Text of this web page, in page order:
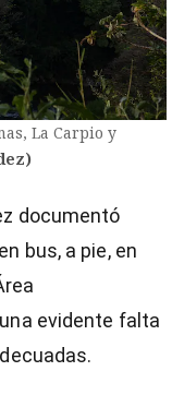
La Carpio y
documentó
bus, a pie, en
evidente falta